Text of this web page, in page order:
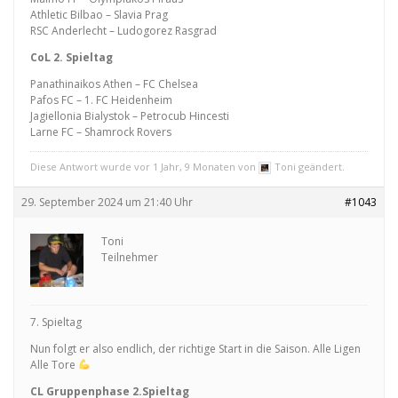
Athletic Bilbao – Slavia Prag
RSC Anderlecht – Ludogorez Rasgrad
CoL 2. Spieltag
Panathinaikos Athen – FC Chelsea
Pafos FC – 1. FC Heidenheim
Jagiellonia Bialystok – Petrocub Hincesti
Larne FC – Shamrock Rovers
Diese Antwort wurde vor 1 Jahr, 9 Monaten von Toni geändert.
29. September 2024 um 21:40 Uhr #1043
Toni
Teilnehmer
7. Spieltag
Nun folgt er also endlich, der richtige Start in die Saison. Alle Ligen
Alle Tore
CL Gruppenphase 2.Spieltag